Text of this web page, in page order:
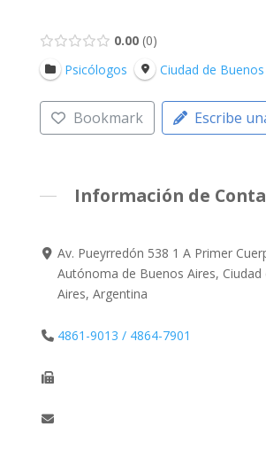
0.00 0
Psicólogos
Ciudad de
Bookmark Escribe
Información de
Av. Pueyrredón 538 1 A Primer
Autónoma de Buenos Aires, Ciudad
Aires, Argentina
4861-9013 / 4864-7901